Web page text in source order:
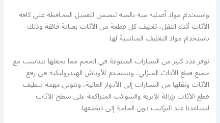
واستخدام مواد أصلية مية بالمية لنضمن للعميل المحافظة على كافة
الأثاث أثناء النقل، تغليف كل قطعة من الأثاث بعناية فائقة وذلك
باستخدام مواد التغليف المناسبة لها.
نوفر عدد كبير من السيارات المتنوعة في الحجم مما يجعلها تتناسب مع
جميع قطع الأثاث المنزلي، ونستخدم الأوناش الهيدروليكية في رفع
الأثاث ونقلها من السيارات إلى الأدوار العالية، ونتولى مهمة تنظيف
قطع الأثاث بإزالة الأتربة والشوائب المتراكمة على سطح الأثاث
ليساعدنا عند التركيب دون الحاجة إلى تنظيفها.